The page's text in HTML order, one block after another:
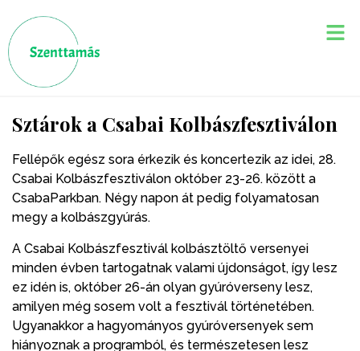
Sztárok a Csabai Kolbászfesztiválon
Fellépők egész sora érkezik és koncertezik az idei, 28.
Csabai Kolbászfesztiválon október 23-26. között a
CsabaParkban. Négy napon át pedig folyamatosan
megy a kolbászgyúrás.
A Csabai Kolbászfesztivál kolbásztöltő versenyei
minden évben tartogatnak valami újdonságot, így lesz
ez idén is, október 26-án olyan gyúróverseny lesz,
amilyen még sosem volt a fesztivál történetében.
Ugyanakkor a hagyományos gyúróversenyek sem
hiányoznak a programból, és természetesen lesz